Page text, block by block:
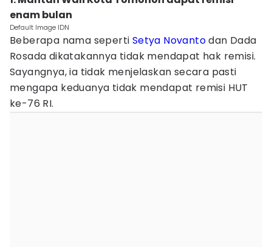
enam bulan
Default Image IDN
Beberapa nama seperti Setya Novantodan Dada
Rosada dikatakannya tidak mendapat hak remisi.
Sayangnya, ia tidak menjelaskan secara pasti
mengapa keduanya tidak mendapat remisi HUT
ke-76 RI.